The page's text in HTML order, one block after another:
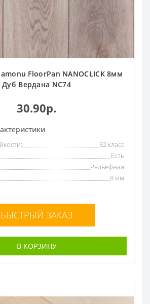
FloorPan NANOCLICK 8мм
Дуб Вердана NC74
30.90р.
32 класс
Есть
Рельефная
8 мм
БЫСТРЫЙ ЗАКАЗ
В КОРЗИНУ